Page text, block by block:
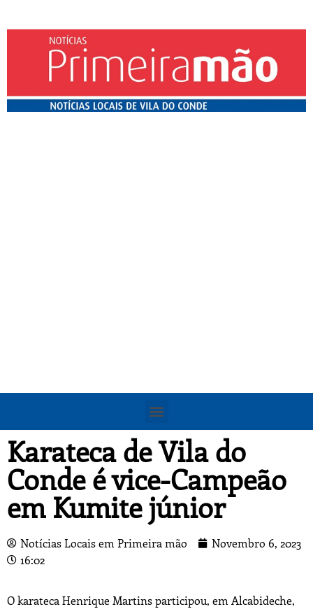
Karateca de Vila do
Conde é vice-Campeão
em Kumite júnior
Notícias Locais em Primeira mão
Novembro 6, 2023
16:02
O karateca Henrique Martins participou, em Alcabideche,